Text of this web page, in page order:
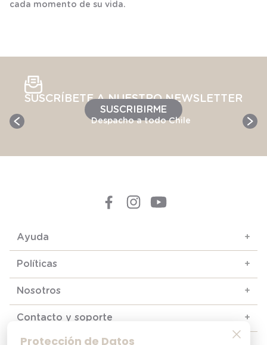
Protección de Datos
cada momento de su vida.
SUSCRÍBETE A NUESTRO NEWSLETTER
SUSCRIBIRME
Despacho a todo Chile
Ayuda +
Políticas +
Nosotros +
Contacto y soporte +